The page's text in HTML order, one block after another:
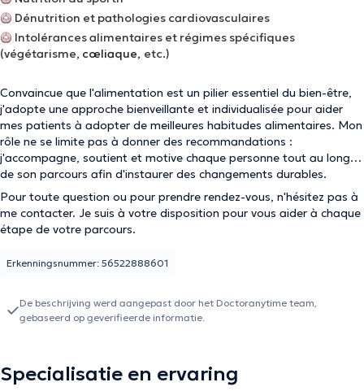
🥝 Dénutrition et pathologies cardiovasculaires
🥝 Intolérances alimentaires et régimes spécifiques
(végétarisme, cœliaque, etc.)
Convaincue que l'alimentation est un pilier essentiel du bien-être,
j'adopte une approche bienveillante et individualisée pour aider
mes patients à adopter de meilleures habitudes alimentaires. Mon
rôle ne se limite pas à donner des recommandations :
j'accompagne, soutient et motive chaque personne tout au long
de son parcours afin d'instaurer des changements durables.
Pour toute question ou pour prendre rendez-vous, n'hésitez pas à
me contacter. Je suis à votre disposition pour vous aider à chaque
étape de votre parcours.
Erkenningsnummer: 56522888601
De beschrijving werd aangepast door het Doctoranytime team,
gebaseerd op geverifieerde informatie.
Specialisatie en ervaring